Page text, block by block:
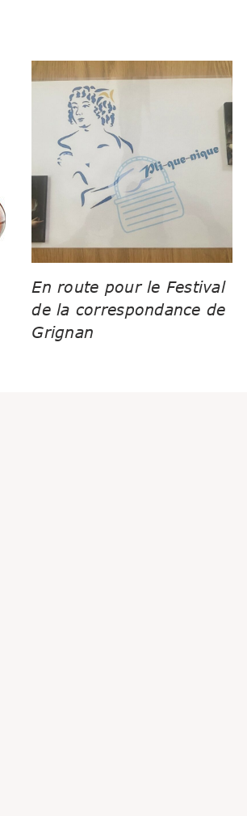
En route pour le Festival
de la correspondance de
Grignan